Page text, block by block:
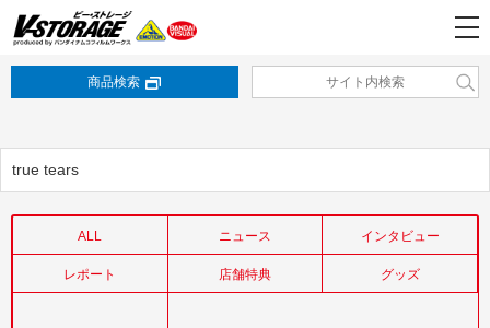
商品検索
true tears
ALL ニュース インタビュー
レポート 店舗特典 グッズ